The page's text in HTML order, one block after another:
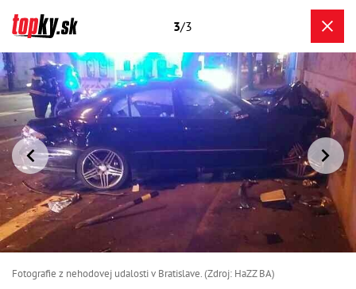
3/3
Fotografie z nehodovej udalosti v Bratislave. (Zdroj: HaZZ BA)